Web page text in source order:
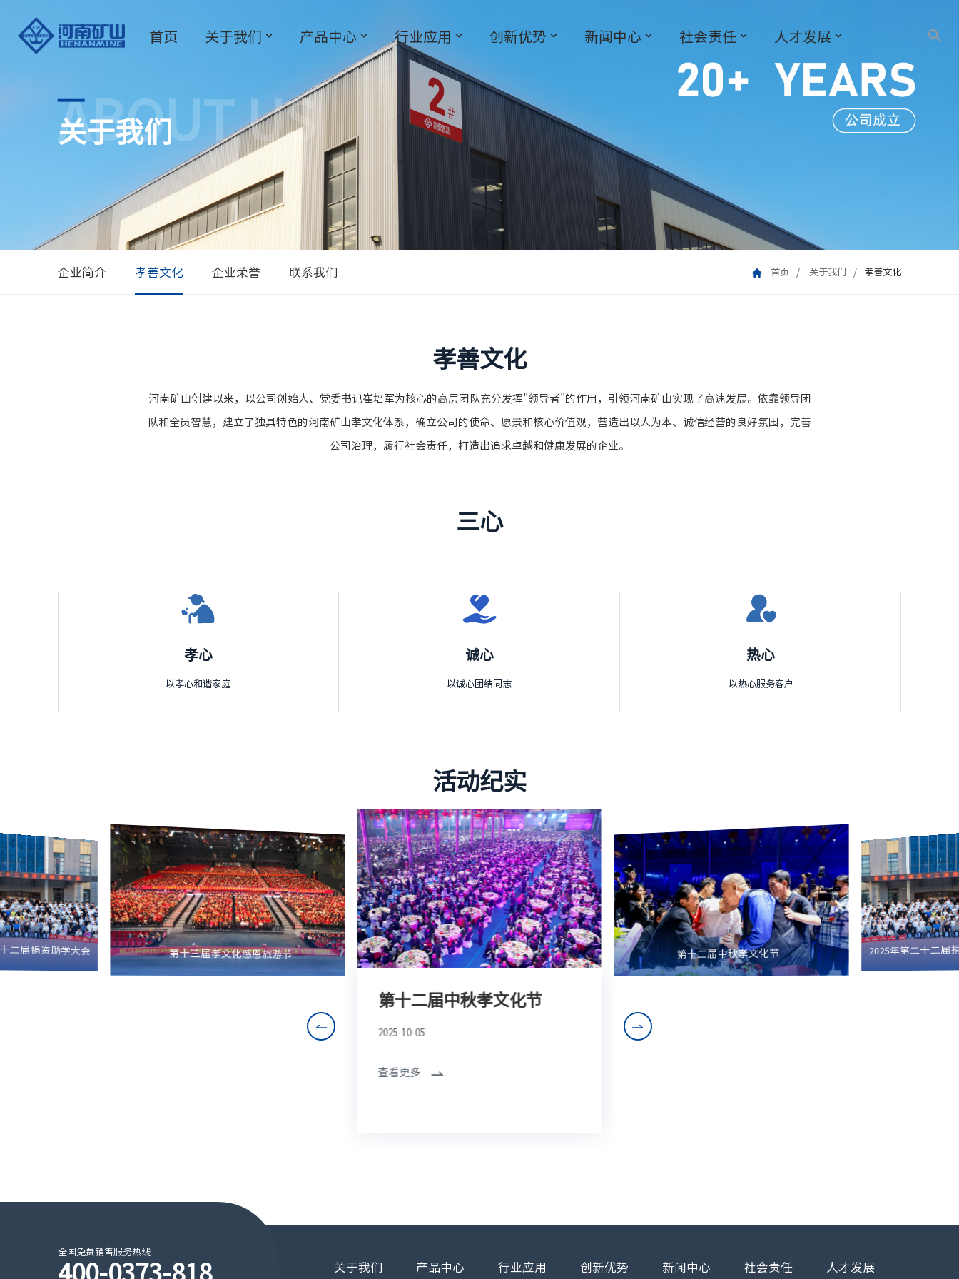
跳
首页 关于我们 产品中心 行业应用 创新优势 新闻中心 社会责任 人才发展
ABOUT US
关于我们
企业简介 孝善文化 企业荣誉 联系我们 首页 关于我们 孝善文化
孝善文化
河南矿山创建以来，以公司创始人、党委书记崔培军为核心的高层团队充分发挥"领导者"的作用，引领河南矿山实现了高速发展。依靠领导团
队和全员智慧，建立了独具特色的河南矿山孝文化体系，确立公司的使命、愿景和核心价值观，营造出以人为本、诚信经营的良好氛围，完善
公司治理，履行社会责任，打造出追求卓越和健康发展的企业。
三心
孝心
以孝心和谐家庭
诚心
以诚心团结同志
热心
以热心服务客户
活动纪实
二届捐资助学大会 第十三届孝文化感恩旅游节
第十二届中秋孝文化节
2025-10-05
查看更多
第十二届中秋孝文化节 2025年第二十二届
全国免费销售服务热线
400-0373-818 关于我们 产品中心 行业应用 创新优势 新闻中心 社会责任 人才发展